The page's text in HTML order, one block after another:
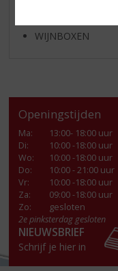
WIJNBOXEN
Openingstijden
Ma:
13:00- 18:00 uur
Di:
10:00 -18:00 uur
Wo:
10:00 -18:00 uur
Do:
10:00 - 21:00 uur
Vr:
10:00 -18:00 uur
Za:
09:00 -18:00 uur
Zo:
gesloten
2e pinksterdag gesloten
NIEUWSBRIEF
Schrijf je hier in